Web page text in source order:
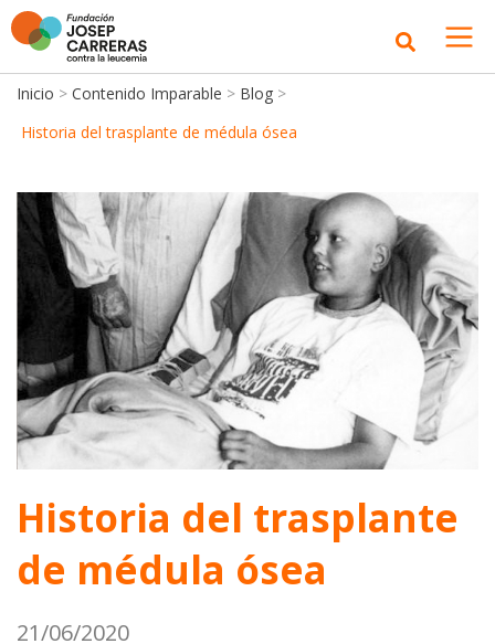
Inicio > Contenido Imparable > Blog >
Historia del trasplante de médula ósea
Historia del trasplante
de médula ósea
21/06/2020